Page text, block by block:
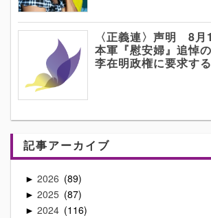
〈正義連〉声明 8月
本軍『慰安婦』追悼の
李在明政権に要求する
記事アーカイブ
► 2026 89
► 2025 87
► 2024 116